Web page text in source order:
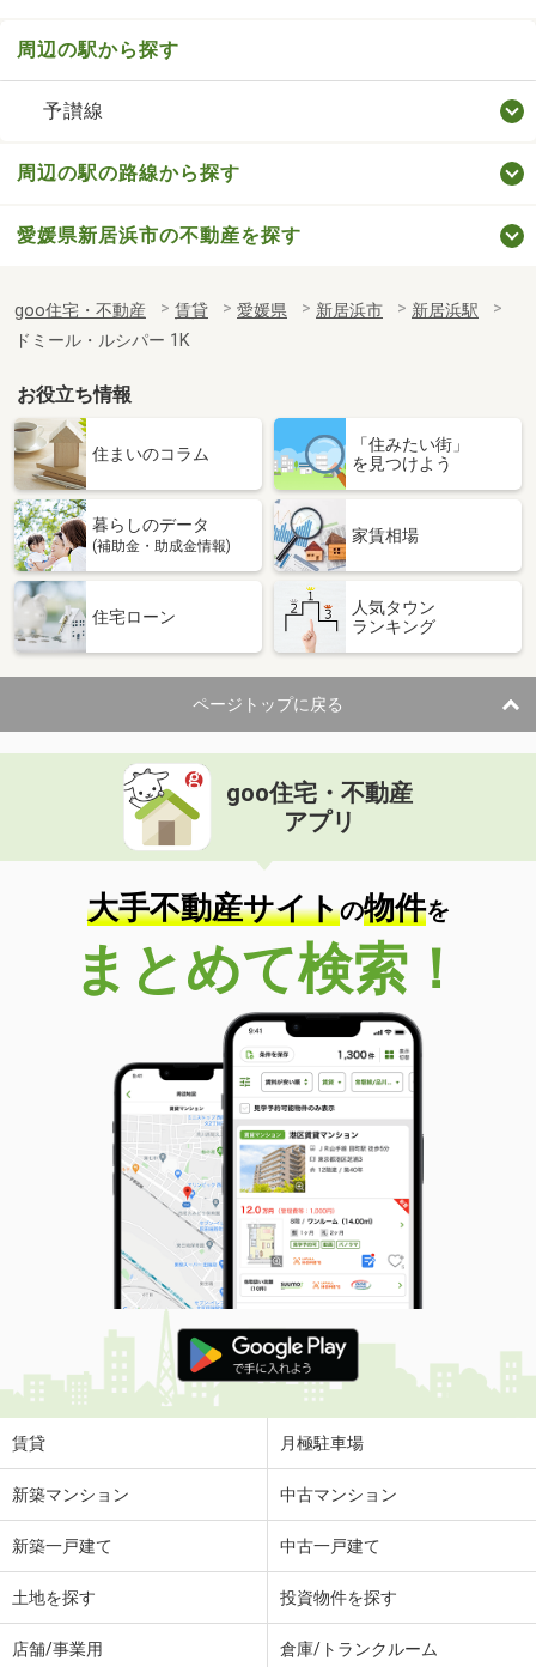
周辺の駅から探す
予讃線
周辺の駅の路線から探す
愛媛県新居浜市の不動産を探す
goo住宅・不動産 賃貸 愛媛県 新居浜市
新居浜駅
ドミール・ルシパー 1K
お役立ち情報
住まいのコラム
「住みたい街」
を見つけよう
暮らしのデータ
(補助金・助成金情報)
家賃相場
住宅ローン
人気タウン
ランキング
ページトップに戻る
goo住宅・不動産
アプリ
大手不動産サイトの物件を
まとめて検索！
賃貸 月極駐車場
新築マンション 中古マンション
新築一戸建て 中古一戸建て
土地を探す 投資物件を探す
店舗/事業用 倉庫/トランクルーム